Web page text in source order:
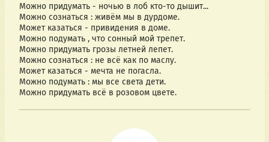
Можно придумать - ночью в лоб кто-то дышит...
Можно сознаться : живём мы в дурдоме.
Может казаться - привидения в доме.
Можно подумать , что сонный мой трепет.
Можно придумать грозы летней лепет.
Можно сознаться : не всё как по маслу.
Может казаться - мечта не погасла.
Можно подумать : мы все света дети.
Можно придумать всё в розовом цвете.